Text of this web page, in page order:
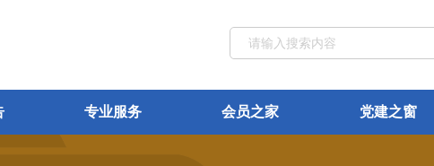
专业服务 会员之家 党建之窗